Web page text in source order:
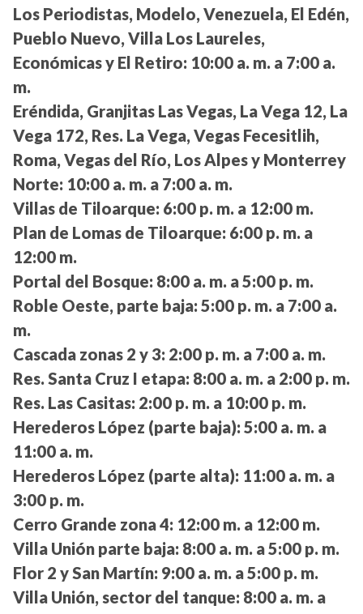
Los Periodistas, Modelo, Venezuela, El Edén,
Pueblo Nuevo, Villa Los Laureles,
Económicas y El Retiro: 10:00 a. m. a 7:00 a.
m.
Eréndida, Granjitas Las Vegas, La Vega 12, La
Vega 172, Res. La Vega, Vegas Fecesitlih,
Roma, Vegas del Río, Los Alpes y Monterrey
Norte: 10:00 a. m. a 7:00 a. m.
Villas de Tiloarque: 6:00 p. m. a 12:00 m.
Plan de Lomas de Tiloarque: 6:00 p. m. a
12:00 m.
Portal del Bosque: 8:00 a. m. a 5:00 p. m.
Roble Oeste, parte baja: 5:00 p. m. a 7:00 a.
m.
Cascada zonas 2 y 3: 2:00 p. m. a 7:00 a. m.
Res. Santa Cruz I etapa: 8:00 a. m. a 2:00 p. m.
Res. Las Casitas: 2:00 p. m. a 10:00 p. m.
Herederos López (parte baja): 5:00 a. m. a
11:00 a. m.
Herederos López (parte alta): 11:00 a. m. a
3:00 p. m.
Cerro Grande zona 4: 12:00 m. a 12:00 m.
Villa Unión parte baja: 8:00 a. m. a 5:00 p. m.
Flor 2 y San Martín: 9:00 a. m. a 5:00 p. m.
Villa Unión, sector del tanque: 8:00 a. m. a